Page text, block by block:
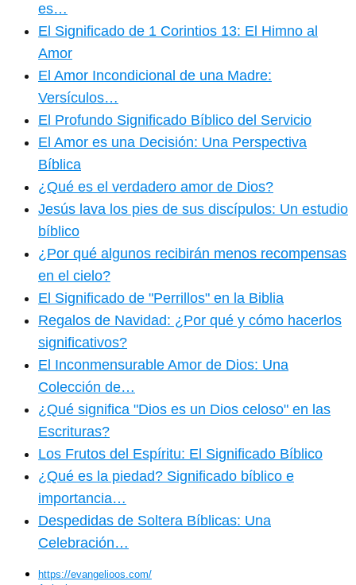
es…
El Significado de 1 Corintios 13: El Himno al
Amor
El Amor Incondicional de una Madre:
Versículos…
El Profundo Significado Bíblico del Servicio
El Amor es una Decisión: Una Perspectiva
Bíblica
¿Qué es el verdadero amor de Dios?
Jesús lava los pies de sus discípulos: Un estudio
bíblico
¿Por qué algunos recibirán menos recompensas
en el cielo?
El Significado de "Perrillos" en la Biblia
Regalos de Navidad: ¿Por qué y cómo hacerlos
significativos?
El Inconmensurable Amor de Dios: Una
Colección de…
¿Qué significa "Dios es un Dios celoso" en las
Escrituras?
Los Frutos del Espíritu: El Significado Bíblico
¿Qué es la piedad? Significado bíblico e
importancia…
Despedidas de Soltera Bíblicas: Una
Celebración…
https://evangelioos.com/